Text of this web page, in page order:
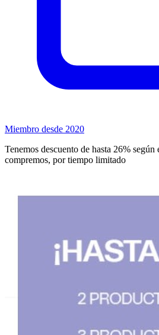
Miembro desde 2020
Tenemos descuento de hasta 26%
compremos, por tiempo limitado